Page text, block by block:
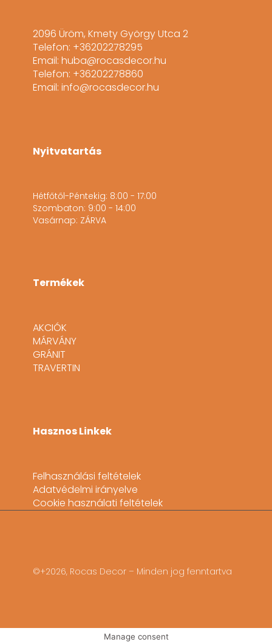
2096 Üröm, Kmety György Utca 2
Telefon: +36202278295
Email: huba@rocasdecor.hu
Telefon: +36202278860
Email: info@rocasdecor.hu
Nyitvatartás
Hétfőtől-Péntekig: 8:00 - 17:00
Szombaton: 9:00 - 14:00
Vasárnap: ZÁRVA
Termékek
AKCIÓK
MÁRVÁNY
GRÁNIT
TRAVERTIN
Hasznos Linkek
Felhasználási feltételek
Adatvédelmi irányelve
Cookie használati feltételek
©+2026, Rocas Decor – Minden jog fenntartva
Manage consent